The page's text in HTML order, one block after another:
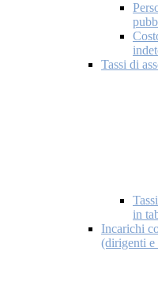
Tassi di
in
Incarichi
(dirigenti